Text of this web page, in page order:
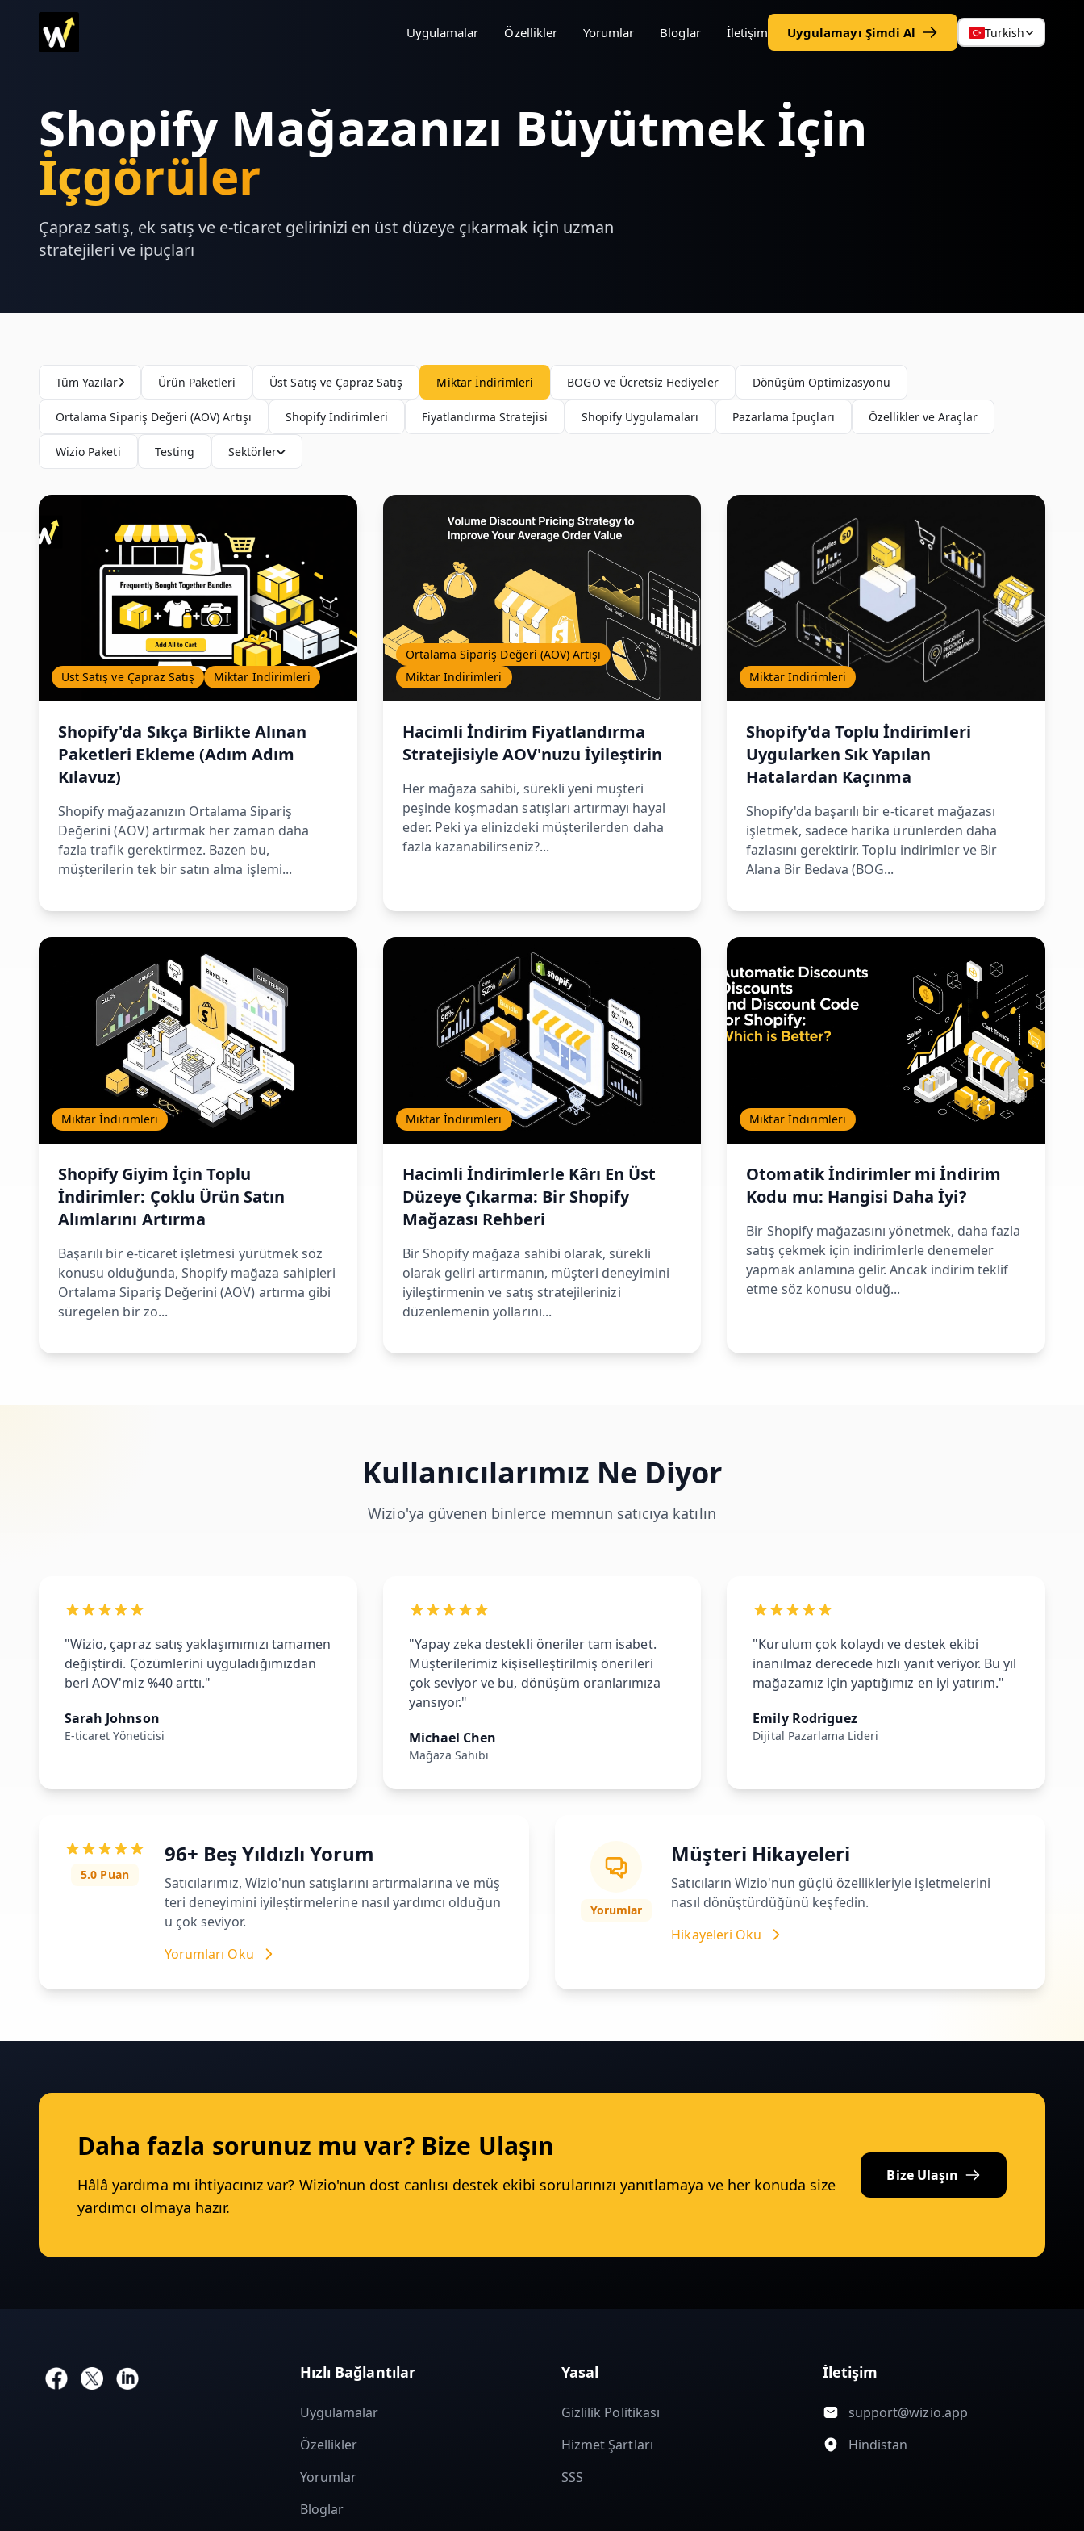
Uygulamalar Özellikler Yorumlar Bloglar İletişim Uygulamayı Şimdi Al Turkish
Shopify Mağazanızı Büyütmek İçin
İçgörüler
Çapraz satış, ek satış ve e-ticaret gelirinizi en üst düzeye çıkarmak için uzman
stratejileri ve ipuçları
Tüm Yazılar Ürün Paketleri Üst Satış ve Çapraz Satış Miktar İndirimleri BOGO ve Ücretsiz Hediyeler Dönüşüm Optimizasyonu
Ortalama Sipariş Değeri (AOV) Artışı Shopify İndirimleri Fiyatlandırma Stratejisi Shopify Uygulamaları Pazarlama İpuçları Özellikler ve Araçlar
Wizio Paketi Testing Sektörler
Üst Satış ve Çapraz Satış Miktar İndirimleri
Shopify'da Sıkça Birlikte Alınan
Paketleri Ekleme (Adım Adım
Kılavuz)
Shopify mağazanızın Ortalama Sipariş
Değerini (AOV) artırmak her zaman daha
fazla trafik gerektirmez. Bazen bu,
müşterilerin tek bir satın alma işlemi...
Ortalama Sipariş Değeri (AOV) Artışı
Miktar İndirimleri
Hacimli İndirim Fiyatlandırma
Stratejisiyle AOV'nuzu İyileştirin
Her mağaza sahibi, sürekli yeni müşteri
peşinde koşmadan satışları artırmayı hayal
eder. Peki ya elinizdeki müşterilerden daha
fazla kazanabilirseniz?...
Miktar İndirimleri
Shopify'da Toplu İndirimleri
Uygularken Sık Yapılan
Hatalardan Kaçınma
Shopify'da başarılı bir e-ticaret mağazası
işletmek, sadece harika ürünlerden daha
fazlasını gerektirir. Toplu indirimler ve Bir
Alana Bir Bedava (BOG...
Miktar İndirimleri
Shopify Giyim İçin Toplu
İndirimler: Çoklu Ürün Satın
Alımlarını Artırma
Başarılı bir e-ticaret işletmesi yürütmek söz
konusu olduğunda, Shopify mağaza sahipleri
Ortalama Sipariş Değerini (AOV) artırma gibi
süregelen bir zo...
Miktar İndirimleri
Hacimli İndirimlerle Kârı En Üst
Düzeye Çıkarma: Bir Shopify
Mağazası Rehberi
Bir Shopify mağaza sahibi olarak, sürekli
olarak geliri artırmanın, müşteri deneyimini
iyileştirmenin ve satış stratejilerinizi
düzenlemenin yollarını...
Miktar İndirimleri
Otomatik İndirimler mi İndirim
Kodu mu: Hangisi Daha İyi?
Bir Shopify mağazasını yönetmek, daha fazla
satış çekmek için indirimlerle denemeler
yapmak anlamına gelir. Ancak indirim teklif
etme söz konusu olduğ...
Kullanıcılarımız Ne Diyor
Wizio'ya güvenen binlerce memnun satıcıya katılın
"Wizio, çapraz satış yaklaşımımızı tamamen
değiştirdi. Çözümlerini uyguladığımızdan
beri AOV'miz %40 arttı."
Sarah Johnson
E-ticaret Yöneticisi
"Yapay zeka destekli öneriler tam isabet.
Müşterilerimiz kişiselleştirilmiş önerileri
çok seviyor ve bu, dönüşüm oranlarımıza
yansıyor."
Michael Chen
Mağaza Sahibi
"Kurulum çok kolaydı ve destek ekibi
inanılmaz derecede hızlı yanıt veriyor. Bu yıl
mağazamız için yaptığımız en iyi yatırım."
Emily Rodriguez
Dijital Pazarlama Lideri
5.0 Puan
96+ Beş Yıldızlı Yorum
Satıcılarımız, Wizio'nun satışlarını artırmalarına ve müş
teri deneyimini iyileştirmelerine nasıl yardımcı olduğun
u çok seviyor.
Yorumları Oku
Yorumlar
Müşteri Hikayeleri
Satıcıların Wizio'nun güçlü özellikleriyle işletmelerini
nasıl dönüştürdüğünü keşfedin.
Hikayeleri Oku
Daha fazla sorunuz mu var? Bize Ulaşın
Hâlâ yardıma mı ihtiyacınız var? Wizio'nun dost canlısı destek ekibi sorularınızı yanıtlamaya ve her konuda size
yardımcı olmaya hazır.
Bize Ulaşın
Hızlı Bağlantılar
Uygulamalar
Özellikler
Yorumlar
Bloglar
Yasal
Gizlilik Politikası
Hizmet Şartları
SSS
İletişim
support@wizio.app
Hindistan